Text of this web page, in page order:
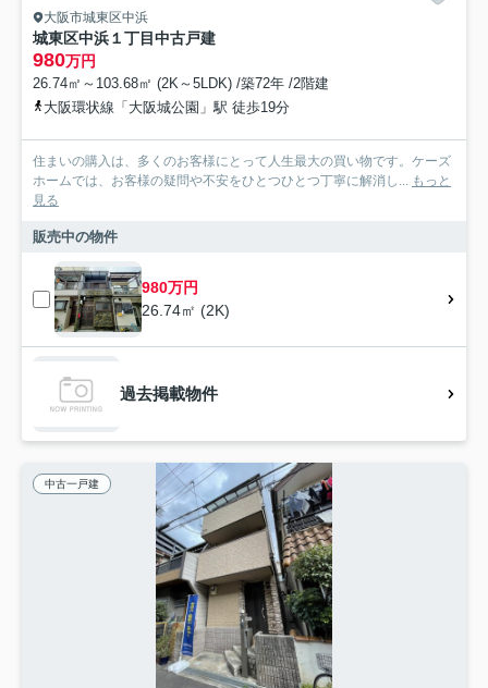
大阪市城東区中浜
城東区中浜１丁目中古戸建
980万円
26.74㎡～103.68㎡ (2K～5LDK) /築72年 /2階建
大阪環状線「大阪城公園」駅 徒歩19分
住まいの購入は、多くのお客様にとって人生最大の買い物です。ケーズ
ホームでは、お客様の疑問や不安をひとつひとつ丁寧に解消し... もっと
見る
販売中の物件
980万円
26.74㎡ (2K)
過去掲載物件
中古一戸建